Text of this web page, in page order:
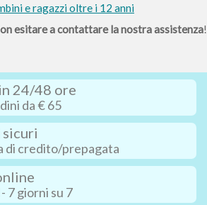
e ragazzi oltre i 12 anni
esitare a contattare la nostra assistenza!
24/48 ore
da € 65
sicuri
di credito/prepagata
7 giorni su 7